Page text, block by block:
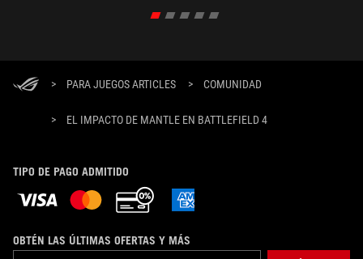
> PARA JUEGOS ARTICLES > COMUNIDAD
> EL IMPACTO DE MANTLE EN BATTLEFIELD 4
TIPO DE PAGO ADMITIDO
OBTÉN LAS ÚLTIMAS OFERTAS Y MÁS